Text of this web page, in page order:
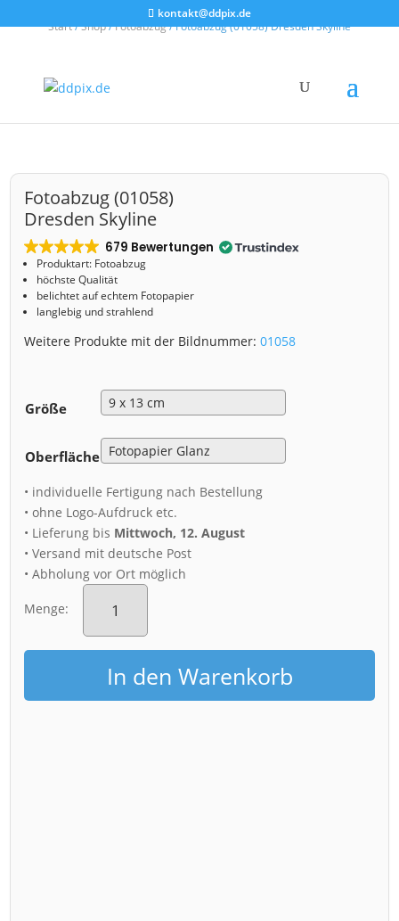
kontakt@ddpix.de
Start/Shop/Fotoabzug/ Fotoabzug (01058) Dresden Skyline
Fotoabzug (01058)
Dresden Skyline
679 Bewertungen
Produktart: Fotoabzug
höchste Qualität
belichtet auf echtem Fotopapier
langlebig und strahlend
Weitere Produkte mit der Bildnummer:01058
Größe
Oberfläche
• individuelle Fertigung nach Bestellung
• ohne Logo-Aufdruck etc.
• Lieferung bis Mittwoch, 12. August
• Versand mit deutsche Post
• Abholung vor Ort möglich
Menge:
Fotoabzug
(01058)
Skyline
Menge
In den Warenkorb